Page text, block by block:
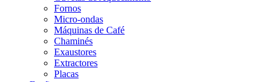
Fornos
Micro-ondas
Máquinas de Café
Chaminés
Exaustores
Extractores
Placas